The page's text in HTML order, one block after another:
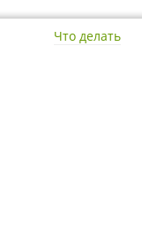
Что делать